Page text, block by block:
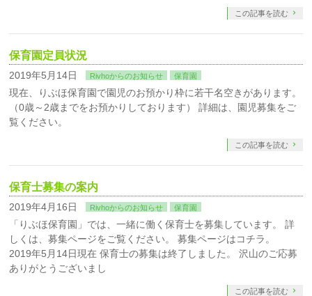
この記事を読む
保育園定員状況
2019年5月14日 Rivhoからのお知らせ 保育園
現在、りぶほ保育園で園児のお預かり枠に若干名空きがあります。
（0歳～2歳までをお預かりしております） 詳細は、園児募集をご
覧ください。
この記事を読む
保育士募集の案内
2019年4月16日 Rivhoからのお知らせ 保育園
「りぶほ保育園」では、一緒に働く保育士を募集しています。 詳
しくは、募集ページをご覧ください。 募集ページはコチラ。
2019年5月14日現在 保育士の募集は終了しました。 沢山のご応募
ありがとうございまし
この記事を読む